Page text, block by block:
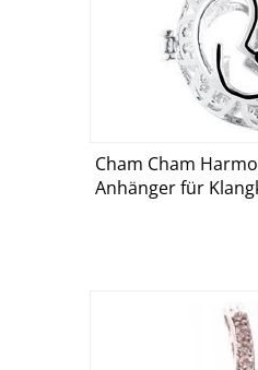
Details
Cham Cham
Anhänger für